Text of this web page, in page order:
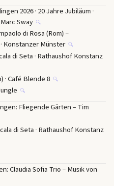
2026 · 20 Jahre Jubiläum ·
Sway 🔍
di Rosa (Rom) –
Konstanzer Münster 🔍
di Seta · Rathaushof Konstanz
· Café Blende 8 🔍
🔍
Fliegende Gärten – Tim
di Seta · Rathaushof Konstanz
Claudia Sofia Trio – Musik von